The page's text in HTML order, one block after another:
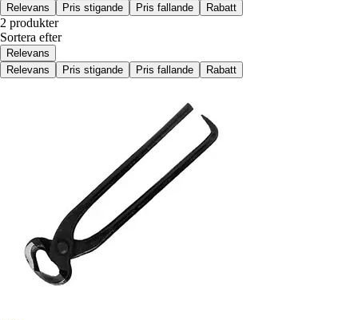
Relevans
Pris stigande Pris fallande Rabatt
2 produkter
Sortera efter
Relevans
Relevans
Pris stigande Pris fallande Rabatt